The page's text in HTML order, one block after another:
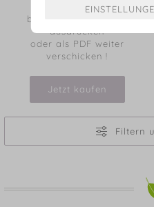
Geschenkgutschein
bestellen und einfach
ausdrucken
oder als PDF weiter
verschicken !
Jetzt kaufen
Filtern